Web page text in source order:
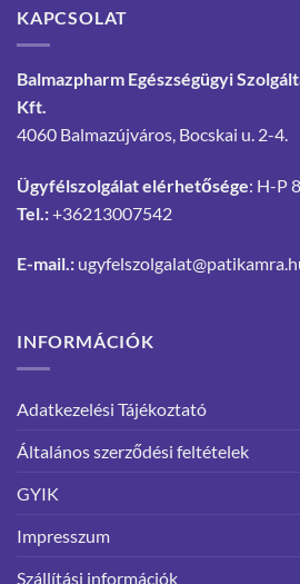
KAPCSOLAT
Balmazpharm Egészségügyi
Kft.
4060 Balmazújváros, Bocskai u. 2-4.
Ügyfélszolgálat elérhetősége: H-P
Tel.:+36213007542
E-mail.:
INFORMÁCIÓK
Adatkezelési Tájékoztató
Általános szerződési feltételek
GYIK
Impresszum
Szállítási információk